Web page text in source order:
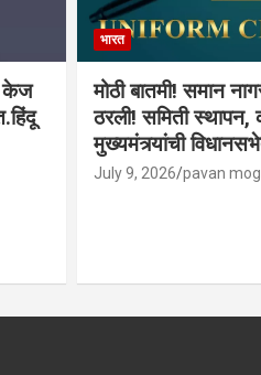
केज
भारत
मोठी बातमी! समान
ठरली! समिती
मुख्यमंत्र्यांची
July 9, 2026 pavan